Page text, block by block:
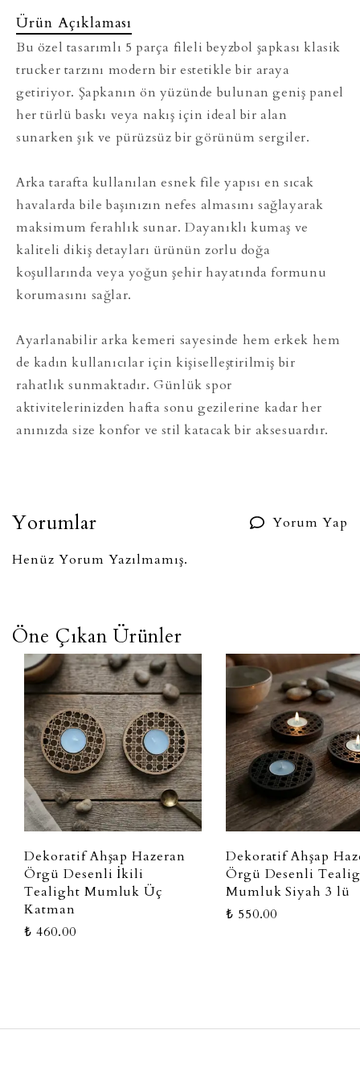
Ürün Açıklaması
Bu özel tasarımlı 5 parça fileli beyzbol şapkası klasik
trucker tarzını modern bir estetikle bir araya
getiriyor. Şapkanın ön yüzünde bulunan geniş panel
her türlü baskı veya nakış için ideal bir alan
sunarken şık ve pürüzsüz bir görünüm sergiler.
Arka tarafta kullanılan esnek file yapısı en sıcak
havalarda bile başınızın nefes almasını sağlayarak
maksimum ferahlık sunar. Dayanıklı kumaş ve
kaliteli dikiş detayları ürünün zorlu doğa
koşullarında veya yoğun şehir hayatında formunu
korumasını sağlar.
Ayarlanabilir arka kemeri sayesinde hem erkek hem
de kadın kullanıcılar için kişiselleştirilmiş bir
rahatlık sunmaktadır. Günlük spor
aktivitelerinizden hafta sonu gezilerine kadar her
anınızda size konfor ve stil katacak bir aksesuardır.
Yorumlar Yorum Yap
Henüz Yorum Yazılmamış.
Öne Çıkan Ürünler
Dekoratif Ahşap Hazeran
Örgü Desenli İkili
Tealight Mumluk Üç
Katman
₺ 460.00
Dekoratif Ahşap
Örgü Desenli
Mumluk Siyah 3 lü
₺ 550.00